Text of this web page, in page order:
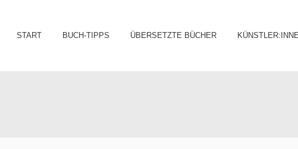
Skip
START BUCH-TIPPS ÜBERSETZTE BÜCHER